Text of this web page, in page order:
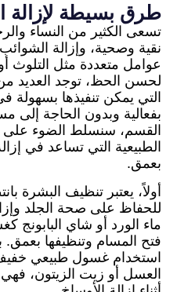
طرق بسيطة لإزالة
تسعى الكثير من النساء
نقية وصحية، وإزالة
عوامل متعددة مثل التلوث
لحسن الحظ، توجد العديد
التي يمكن تنفيذها بسهولة
بفعالية وبدون الحاجة إلى
القسم، سنسلط الضوء
الطبيعية التي تساعد في
بعمق.
أولاً، يعتبر تنظيف البشرة
للحفاظ على صحة الجلد
ماء الورد أو شاي
فتح المسام وتنظيفها
استخدام غسول طبيعي
العسل أو زيت الزيتون،